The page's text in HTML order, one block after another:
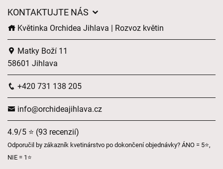
KONTAKTUJTE NÁS
Květinka Orchidea Jihlava | Rozvoz květin
Matky Boží 11
58601 Jihlava
+420 731 138 205
info@orchideajihlava.cz
4.9/5 ⭐ (93 recenzií)
Odporučil by zákazník kvetinárstvo po dokončení objednávky? ÁNO = 5⭐,
NIE = 1⭐